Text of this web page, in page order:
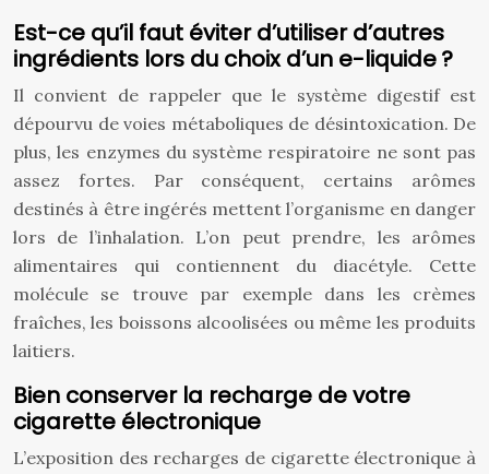
Est-ce qu’il faut éviter d’utiliser d’autres
ingrédients lors du choix d’un e-liquide?
Il convient de rappeler que le système digestif est
dépourvu de voies métaboliques de désintoxication. De
plus, les enzymes du système respiratoire ne sont pas
assez fortes. Par conséquent, certains arômes
destinés à être ingérés mettent l’organisme en danger
lors de l’inhalation. L’on peut prendre, les arômes
alimentaires qui contiennent du diacétyle. Cette
molécule se trouve par exemple dans les crèmes
fraîches, les boissons alcoolisées ou même les produits
laitiers.
Bien conserver la recharge de votre
cigarette électronique
L’exposition des recharges de cigarette électronique à